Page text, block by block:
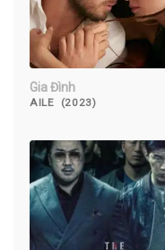
Gia Đình
AILE (2023)